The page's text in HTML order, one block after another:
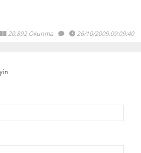
20,892 Okunma 26/10/2009.09:09:40